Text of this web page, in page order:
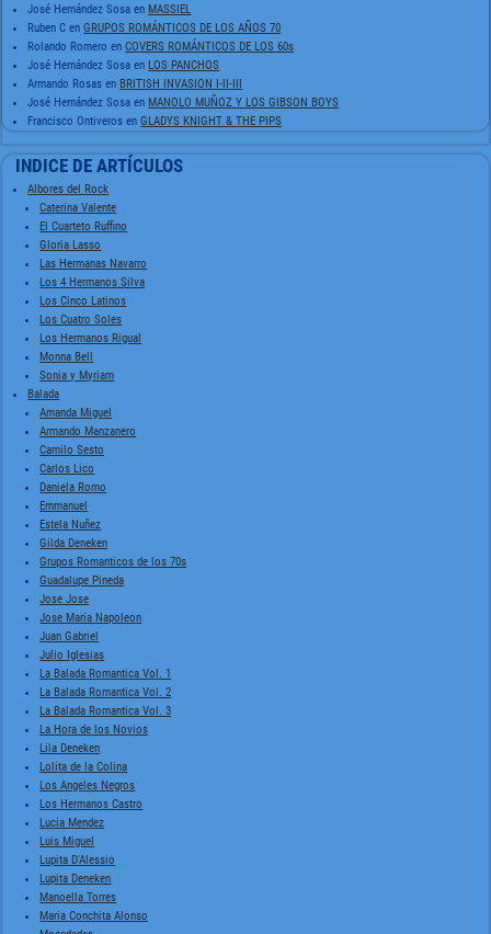
José Hernández Sosa enMASSIEL
Ruben C enGRUPOS ROMÁNTICOS DE LOS AÑOS 70
Rolando Romero enCOVERS ROMÁNTICOS DE LOS 60s
José Hernández Sosa enLOS PANCHOS
Armando Rosas enBRITISH INVASION I-II-III
José Hernández Sosa enMANOLO MUÑOZ Y LOS GIBSON BOYS
Francisco Ontiveros enGLADYS KNIGHT & THE PIPS
INDICE DE ARTÍCULOS
Albores del Rock
Caterina Valente
El Cuarteto Ruffino
Gloria Lasso
Las Hermanas Navarro
Los 4 Hermanos Silva
Los Cinco Latinos
Los Cuatro Soles
Los Hermanos Rigual
Monna Bell
Sonia y Myriam
Balada
Amanda Miguel
Armando Manzanero
Camilo Sesto
Carlos Lico
Daniela Romo
Emmanuel
Estela Nuñez
Gilda Deneken
Grupos Romanticos de los 70s
Guadalupe Pineda
Jose Jose
Jose Maria Napoleon
Juan Gabriel
Julio Iglesias
La Balada Romantica Vol. 1
La Balada Romantica Vol. 2
La Balada Romantica Vol. 3
La Hora de los Novios
Lila Deneken
Lolita de la Colina
Los Angeles Negros
Los Hermanos Castro
Lucia Mendez
Luis Miguel
Lupita D'Alessio
Lupita Deneken
Manoella Torres
Maria Conchita Alonso